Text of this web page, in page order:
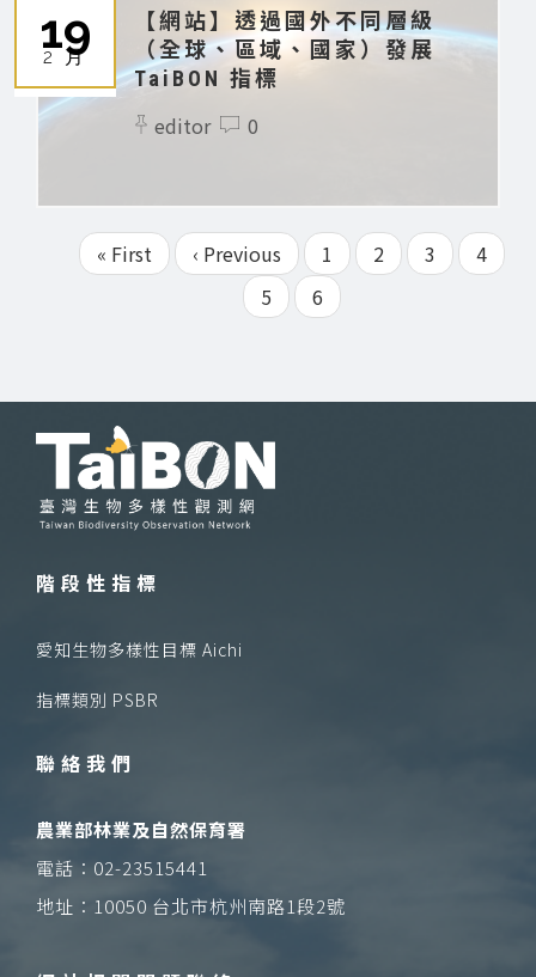
19
2 月
【網站】透過國外不同層級
（全球、區域、國家）發展
TaiBON 指標
editor 0
Pagination
First
page
« First
Previous
page
‹ Previous Page
1 Page
2 Page
3 Page
4
Page
5
目
前
6
階段性指標
愛知生物多樣性目標 Aichi
指標類別 PSBR
聯絡我們
農業部林業及自然保育署
電話：02-23515441
地址：10050 台北市杭州南路1段2號